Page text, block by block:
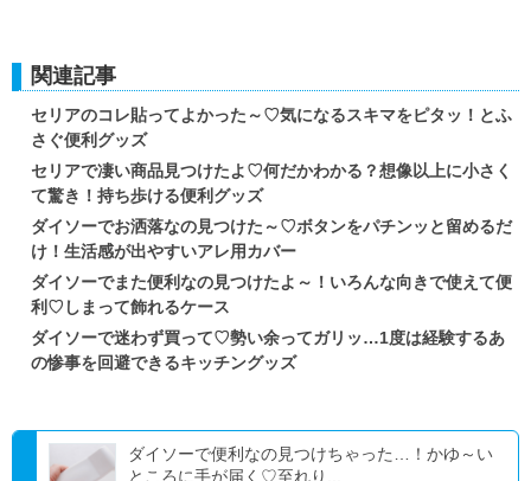
関連記事
セリアのコレ貼ってよかった～♡気になるスキマをピタッ！とふ
さぐ便利グッズ
セリアで凄い商品見つけたよ♡何だかわかる？想像以上に小さく
て驚き！持ち歩ける便利グッズ
ダイソーでお洒落なの見つけた～♡ボタンをパチンッと留めるだ
け！生活感が出やすいアレ用カバー
ダイソーでまた便利なの見つけたよ～！いろんな向きで使えて便
利♡しまって飾れるケース
ダイソーで迷わず買って♡勢い余ってガリッ…1度は経験するあ
の惨事を回避できるキッチングッズ
ダイソーで便利なの見つけちゃった…！かゆ～い
ところに手が届く♡至れり...